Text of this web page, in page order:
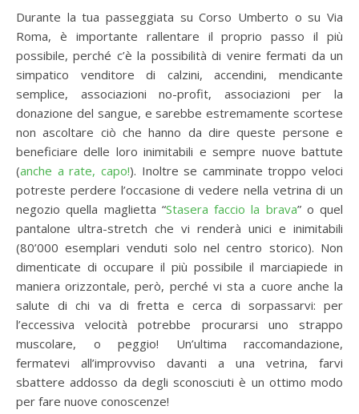
Durante la tua passeggiata su Corso Umberto o su Via
Roma, è importante rallentare il proprio passo il più
possibile, perché c’è la possibilità di venire fermati da un
simpatico venditore di calzini, accendini, mendicante
semplice, associazioni no-profit, associazioni per la
donazione del sangue, e sarebbe estremamente scortese
non ascoltare ciò che hanno da dire queste persone e
beneficiare delle loro inimitabili e sempre nuove battute
(anche a rate, capo!). Inoltre se camminate troppo veloci
potreste perdere l’occasione di vedere nella vetrina di un
negozio quella maglietta “Stasera faccio la brava” o quel
pantalone ultra-stretch che vi renderà unici e inimitabili
(80’000 esemplari venduti solo nel centro storico). Non
dimenticate di occupare il più possibile il marciapiede in
maniera orizzontale, però, perché vi sta a cuore anche la
salute di chi va di fretta e cerca di sorpassarvi: per
l’eccessiva velocità potrebbe procurarsi uno strappo
muscolare, o peggio! Un’ultima raccomandazione,
fermatevi all’improvviso davanti a una vetrina, farvi
sbattere addosso da degli sconosciuti è un ottimo modo
per fare nuove conoscenze!